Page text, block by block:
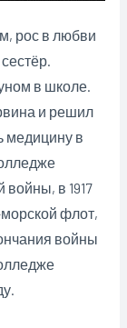
рос в любви
в школе.
и решил
медицину в
в 1917
флот,
войны